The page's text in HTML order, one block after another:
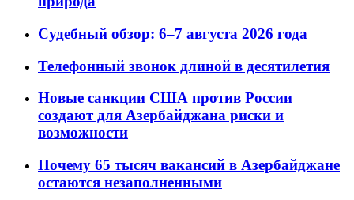
Судебный обзор: 6–7 августа 2026 года
Телефонный звонок длиной в десятилетия
Новые санкции США против России
создают для Азербайджана риски и
возможности
Почему 65 тысяч вакансий в Азербайджане
остаются незаполненными